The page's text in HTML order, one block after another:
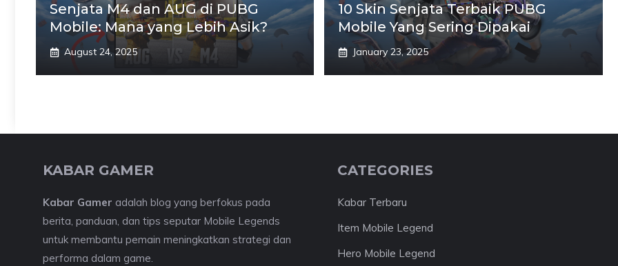
Senjata M4 dan AUG di PUBG
Mobile: Mana yang Lebih Asik?
August 24, 2025
10 Skin Senjata Terbaik PUBG
Mobile Yang Sering Dipakai
January 23, 2025
KABAR GAMER
Kabar Gamer adalah blog yang berfokus pada
berita, panduan, dan tips seputar Mobile Legends
untuk membantu pemain meningkatkan strategi dan
performa dalam game.
CATEGORIES
Kabar Terbaru
Item Mobile Legend
Hero Mobile Legend